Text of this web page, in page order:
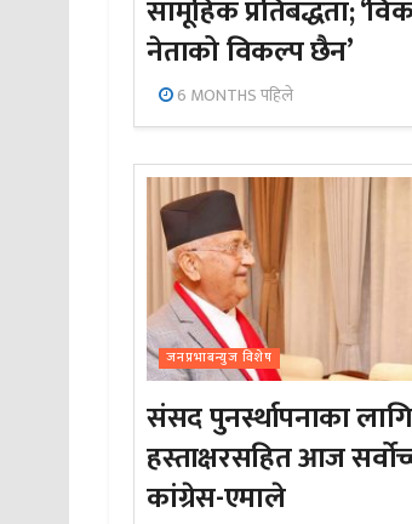
सामूहिक प्रतिबद्धता;
नेताको विकल्प छैन’
6 MONTHS पहिले
जनप्रभाबन्युज विशेष
संसद पुनर्स्थापनाका
हस्ताक्षरसहित आज
कांग्रेस-एमाले